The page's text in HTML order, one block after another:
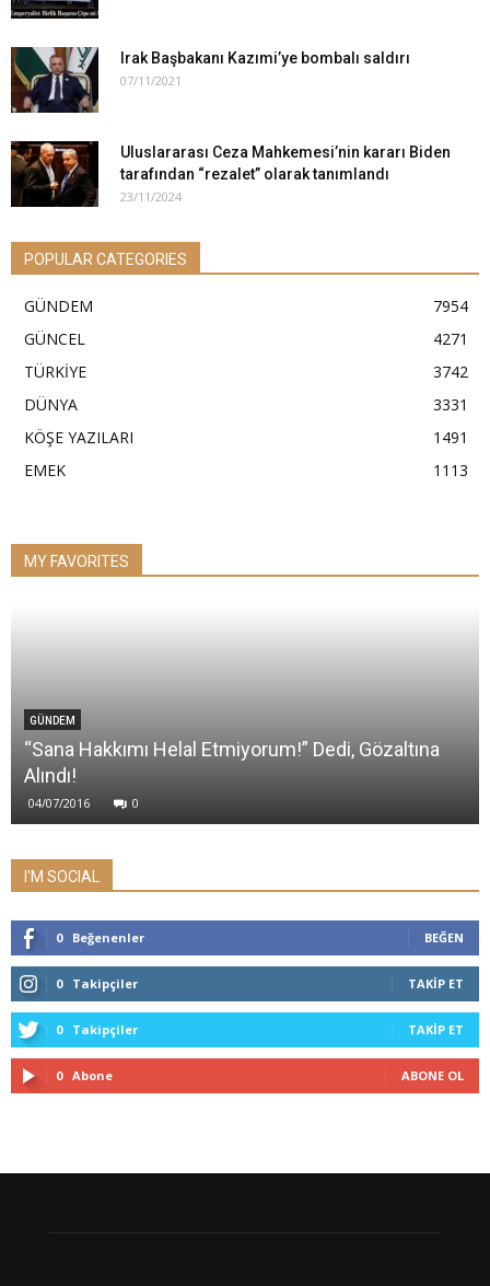
Irak Başbakanı Kazımi’ye bombalı saldırı
07/11/2021
Uluslararası Ceza Mahkemesi’nin kararı Biden
tarafından “rezalet” olarak tanımlandı
23/11/2024
POPULAR CATEGORIES
GÜNDEM
7954
GÜNCEL
4271
TÜRKİYE
3742
DÜNYA
3331
KÖŞE YAZILARI
1491
EMEK
1113
MY FAVORITES
GÜNDEM
“Sana Hakkımı Helal Etmiyorum!” Dedi, Gözaltına
Alındı!
04/07/2016 0
I'M SOCIAL
0 Beğenenler BEĞEN
0 Takipçiler TAKIP ET
0 Takipçiler TAKIP ET
0 Abone ABONE OL